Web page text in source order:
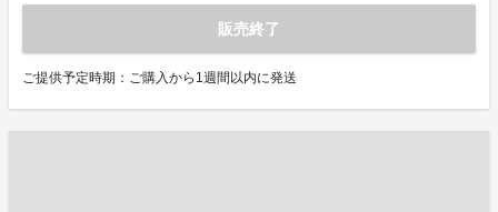
販売終了
ご提供予定時期：ご購入から1週間以内に発送